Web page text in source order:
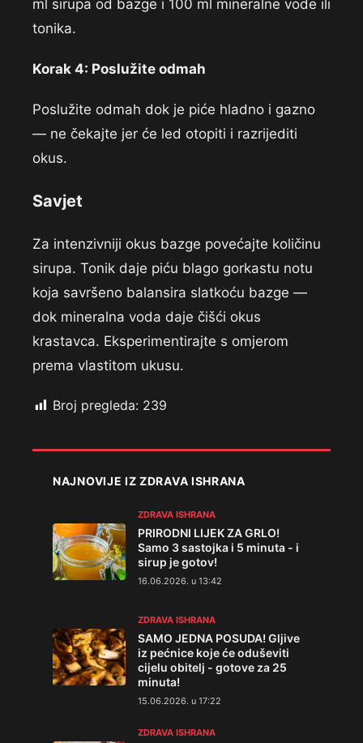
ml sirupa od bazge i 100 ml mineralne vode ili
tonika.
Korak 4: Poslužite odmah
Poslužite odmah dok je piće hladno i gazno
— ne čekajte jer će led otopiti i razrijediti
okus.
Savjet
Za intenzivniji okus bazge povećajte količinu
sirupa. Tonik daje piću blago gorkastu notu
koja savršeno balansira slatkoću bazge —
dok mineralna voda daje čišći okus
krastavca. Eksperimentirajte s omjerom
prema vlastitom ukusu.
Broj pregleda: 239
NAJNOVIJE IZ ZDRAVA ISHRANA
ZDRAVA ISHRANA
PRIRODNI LIJEK ZA GRLO!
Samo 3 sastojka i 5 minuta - i
sirup je gotov!
16.06.2026. u 13:42
ZDRAVA ISHRANA
SAMO JEDNA POSUDA! Gljive
iz pećnice koje će oduševiti
cijelu obitelj - gotove za 25
minuta!
15.06.2026. u 17:22
ZDRAVA ISHRANA